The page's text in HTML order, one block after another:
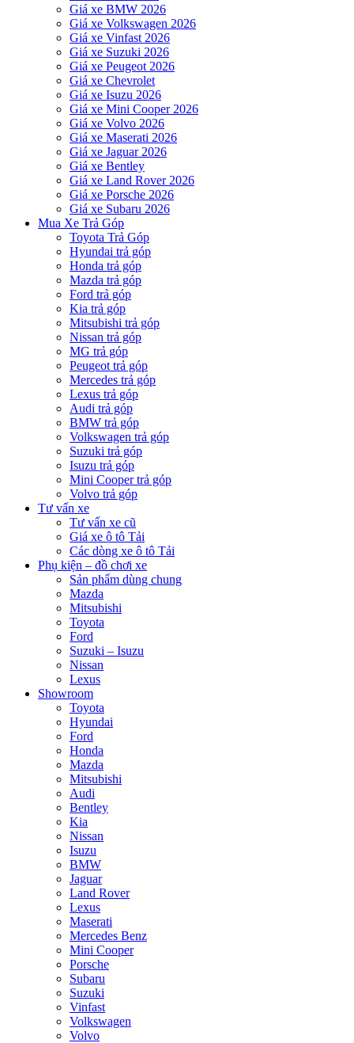
Giá xe BMW 2026
Giá xe Volkswagen 2026
Giá xe Vinfast 2026
Giá xe Suzuki 2026
Giá xe Peugeot 2026
Giá xe Chevrolet
Giá xe Isuzu 2026
Giá xe Mini Cooper 2026
Giá xe Volvo 2026
Giá xe Maserati 2026
Giá xe Jaguar 2026
Giá xe Bentley
Giá xe Land Rover 2026
Giá xe Porsche 2026
Giá xe Subaru 2026
Mua Xe Trả Góp
Toyota Trả Góp
Hyundai trả góp
Honda trả góp
Mazda trả góp
Ford trả góp
Kia trả góp
Mitsubishi trả góp
Nissan trả góp
MG trả góp
Peugeot trả góp
Mercedes trả góp
Lexus trả góp
Audi trả góp
BMW trả góp
Volkswagen trả góp
Suzuki trả góp
Isuzu trả góp
Mini Cooper trả góp
Volvo trả góp
Tư vấn xe
Tư vấn xe cũ
Giá xe ô tô Tải
Các dòng xe ô tô Tải
Phụ kiện – đồ chơi xe
Sản phẩm dùng chung
Mazda
Mitsubishi
Toyota
Ford
Suzuki – Isuzu
Nissan
Lexus
Showroom
Toyota
Hyundai
Ford
Honda
Mazda
Mitsubishi
Audi
Bentley
Kia
Nissan
Isuzu
BMW
Jaguar
Land Rover
Lexus
Maserati
Mercedes Benz
Mini Cooper
Porsche
Subaru
Suzuki
Vinfast
Volkswagen
Volvo